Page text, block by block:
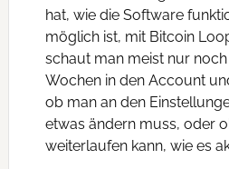
hat, wie die Software
möglich ist, mit Bitcoin
schaut man meist nur
Wochen in den Account
ob man an den
etwas ändern muss, oder
weiterlaufen kann, wie es